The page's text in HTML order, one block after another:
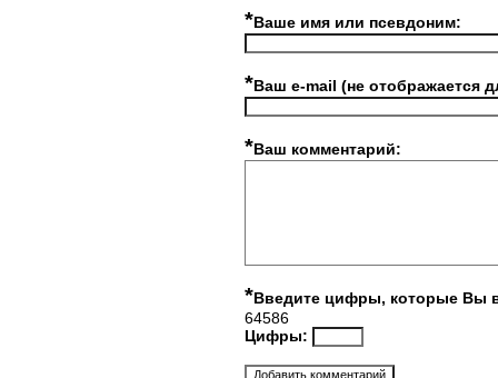
*Ваше имя или псевдоним:
*Ваш e-mail (не отображается
*Ваш комментарий:
*Введите цифры, которые Вы
64586
Цифры: